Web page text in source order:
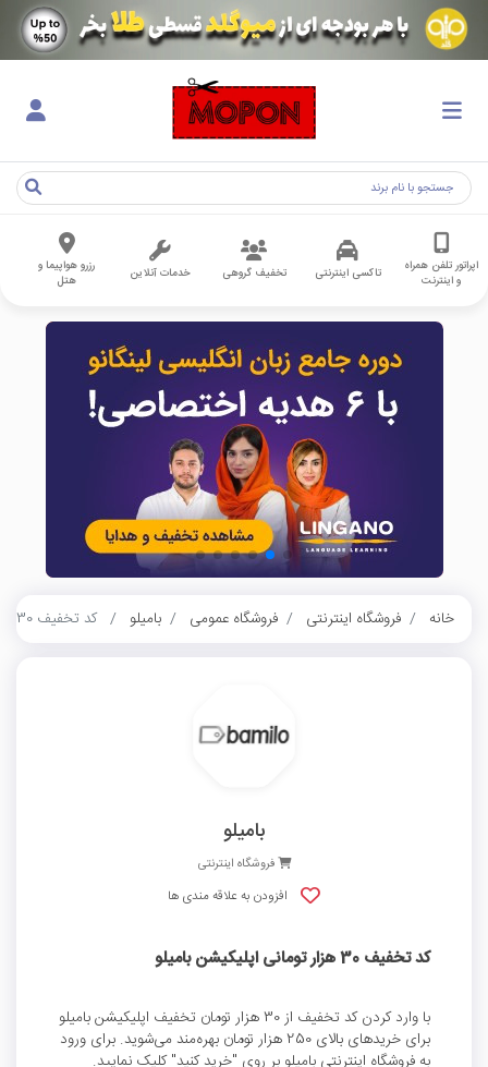
اپراتور تلفن همراه
و اینترنت
تاکسی اینترنتی تخفیف گروهی خدمات آنلاین
رزرو هواپیما و
هتل
خانه فروشگاه اینترنتی فروشگاه عمومی بامیلو کد تخفیف 30 هزار تومانی اپلیکیشن بامیلو
بامیلو
فروشگاه اینترنتی
افزودن به علاقه مندی ها
کد تخفیف 30 هزار تومانی اپلیکیشن بامیلو
با وارد کردن کد تخفیف از 30 هزار تومان تخفیف اپلیکیشن بامیلو
برای خریدهای بالای 250 هزار تومان بهره‌مند می‌شوید. برای ورود
به فروشگاه اینترنتی بامیلو بر روی "خرید کنید" کلیک نمایید.